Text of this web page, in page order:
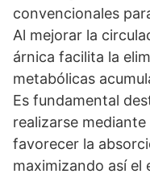
convencionales
Al mejorar la
árnica facilita la
metabólicas
Es fundamental
realizarse
favorecer la
maximizando así